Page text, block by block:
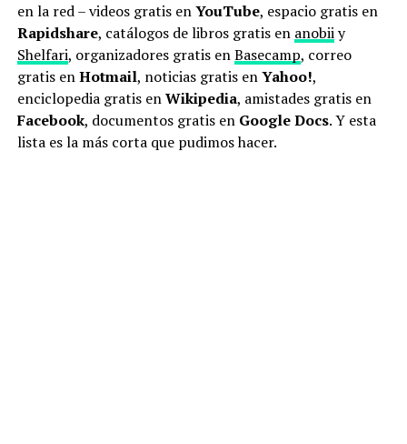
en la red – videos gratis enYouTube, espacio gratis en
Rapidshare, catálogos de libros gratis en anobiiy
Shelfari, organizadores gratis enBasecamp, correo
gratis enHotmail, noticias gratis enYahoo!,
enciclopedia gratis enWikipedia, amistades gratis en
Facebook, documentos gratis en Google Docs. Y esta
lista es la más corta que pudimos hacer.